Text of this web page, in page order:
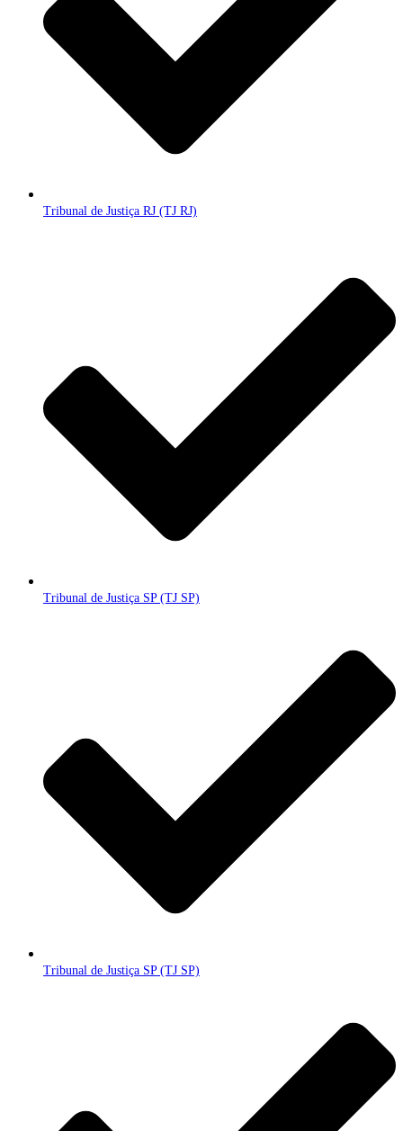
Tribunal de Justiça RJ (TJ RJ)
Tribunal de Justiça SP (TJ SP)
Tribunal de Justiça SP (TJ SP)